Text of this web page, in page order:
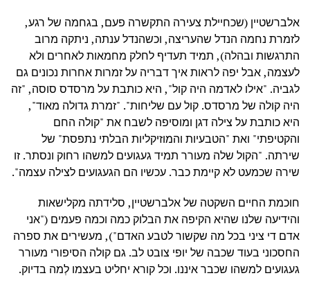
אלברשטיין (שכחיילת צעירה התקשרה פעם, בגחמה של רגע,
לזמרת נחמה הנדל שהעריצה, וכשהנדל ענתה, ניתקה מרוב
התרגשות ובהלה), תמיד תעדיף לחלק מחמאות לאחרים ולא
לעצמה, אבל יפה לראות איך דבריה על זמרות אחרות נכונים גם
לגביה. "אילו לאדמה היה קול", היא כותבת על מרסדס סוסה, "זה
היה קולה של מרסדס. קול עם שליחות". "זמרת גדולה מאוד",
היא כותבת על צילה דגן ומוסיפה לשבח את "קולה החם
והקטיפתי" ואת "הטבעיות והמוזיקליות הבלתי נתפסת" של
שירתה. "הקול שלה מעורר תמיד געגועים למשהו רחוק ונסתר. זו
שירה שכמעט לא קיימת כבר. עכשיו הם הגעגועים לצילה עצמה".
חוכמת החיים השקטה של אלברשטיין, סלידתה מקלישאות
והידיעה שלנו שהיא הקיפה את הבלוק כמה וכמה פעמים ("אני
אדם די ציני בכל מה שקשור לטבע האדם"), מעשירים את ספרה
החסכוני בעוד שכבה של יופי צובט לב. גם קולה הסיפורי מעורר
געגועים למשהו שכבר איננו. וכל קורא יחליט בעצמו לְמה בדיוק.